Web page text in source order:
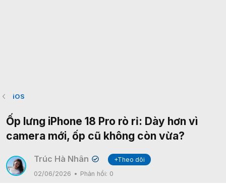
iOS
Ốp lưng iPhone 18 Pro rò rỉ: Dày hơn vì
camera mới, ốp cũ không còn vừa?
Trúc Hà Nhân ✔
+Theo dõi
02/06/2026
Phản hồi: 0